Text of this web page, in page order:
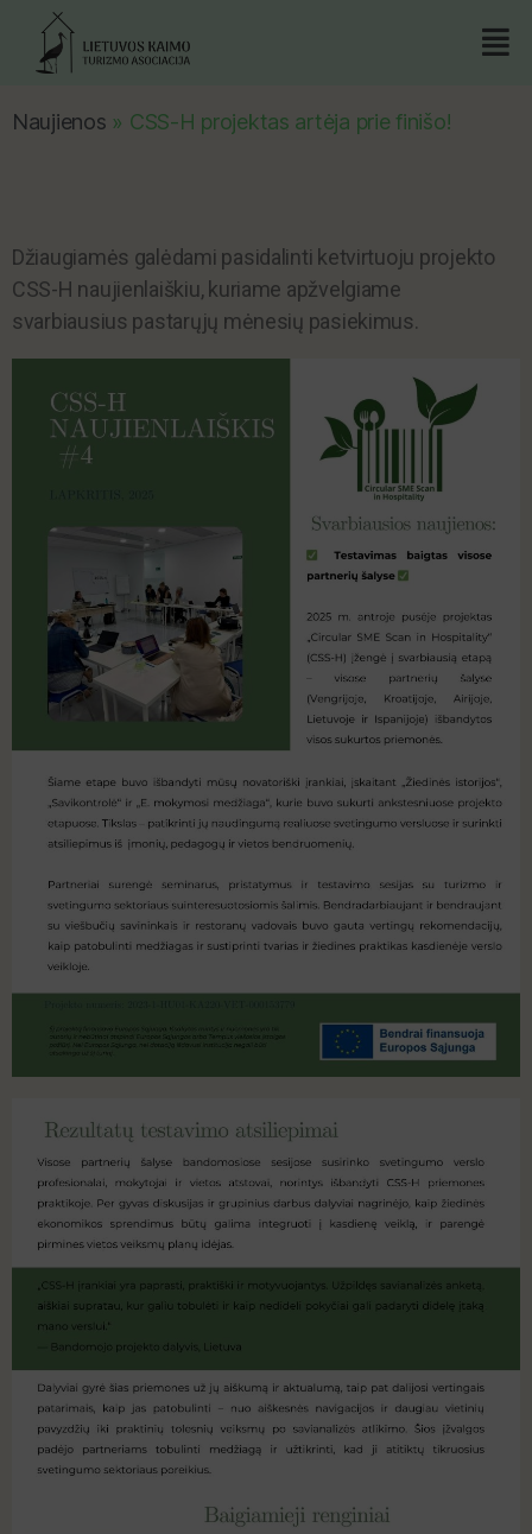
Naujienos » CSS-H projektas artėja prie finišo!
Džiaugiamės galėdami pasidalinti ketvirtuoju projekto
CSS-H naujienlaiškiu, kuriame apžvelgiame
svarbiausius pastarųjų mėnesių pasiekimus.